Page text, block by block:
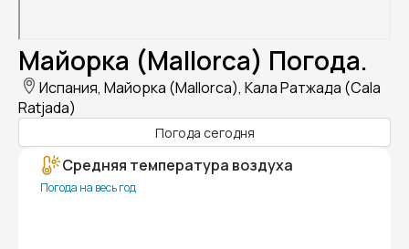
Майорка (Mallorca) Погода.
Испания, Майорка (Mallorca), Кала Ратжада (Cala
Ratjada)
Погода сегодня
Средняя температура воздуха
Погода на весь год